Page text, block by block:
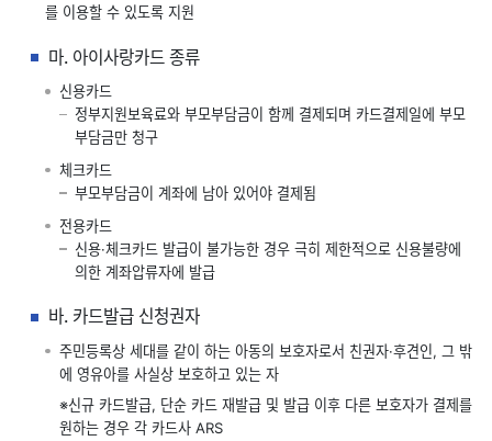
를 이용할 수 있도록 지원
마. 아이사랑카드 종류
신용카드
정부지원보육료와 부모부담금이 함께 결제되며 카드결제일에 부모
부담금만 청구
체크카드
부모부담금이 계좌에 남아 있어야 결제됨
전용카드
신용·체크카드 발급이 불가능한 경우 극히 제한적으로 신용불량에
의한 계좌압류자에 발급
바. 카드발급 신청권자
주민등록상 세대를 같이 하는 아동의 보호자로서 친권자·후견인, 그 밖
에 영유아를 사실상 보호하고 있는 자
※신규 카드발급, 단순 카드 재발급 및 발급 이후 다른 보호자가 결제를
원하는 경우 각 카드사 ARS